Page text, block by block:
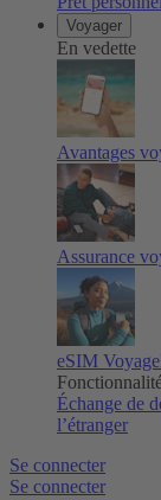
Voyager
En vedette
Avantages
Assurance
eSIM Voyage
Échange de
l’étranger
Se connecter
Se connecter